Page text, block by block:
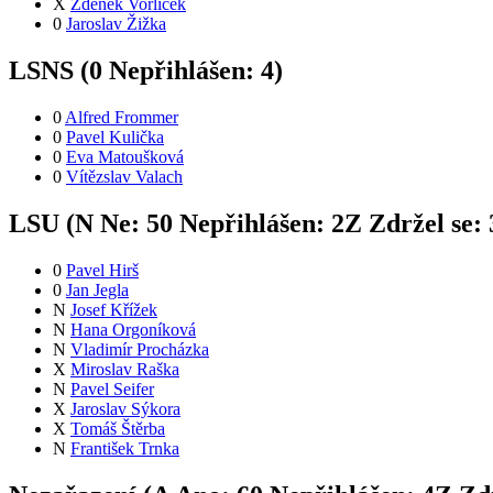
X Zdeněk Vorlíček
0 Jaroslav Žižka
LSNS (0 Nepřihlášen: 4)
0 Alfred Frommer
0 Pavel Kulička
0 Eva Matoušková
0 Vítězslav Valach
LSU (N Ne: 50 Nepřihlášen: 2Z Zdržel se:
0 Pavel Hirš
0 Jan Jegla
N Josef Křížek
N Hana Orgoníková
N Vladimír Procházka
X Miroslav Raška
N Pavel Seifer
X Jaroslav Sýkora
X Tomáš Štěrba
N František Trnka